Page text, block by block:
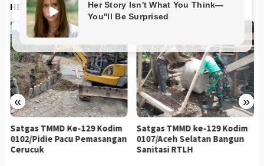
HEADLINES
« »
Satgas TMMD Ke-129 Kodim
0102/Pidie Pacu Pemasangan
Cerucuk
Satgas TMMD ke-129 Kodim
0107/Aceh Selatan Bangun
Sanitasi RTLH